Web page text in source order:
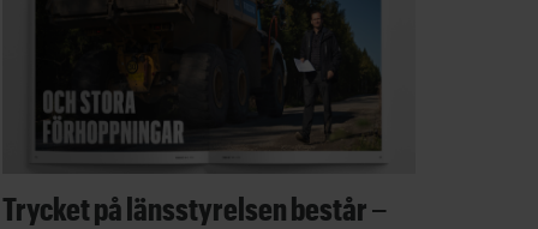
Trycket på länsstyrelsen består –